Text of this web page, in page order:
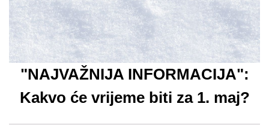
"NAJVAŽNIJA INFORMACIJA":
Kakvo će vrijeme biti za 1. maj?